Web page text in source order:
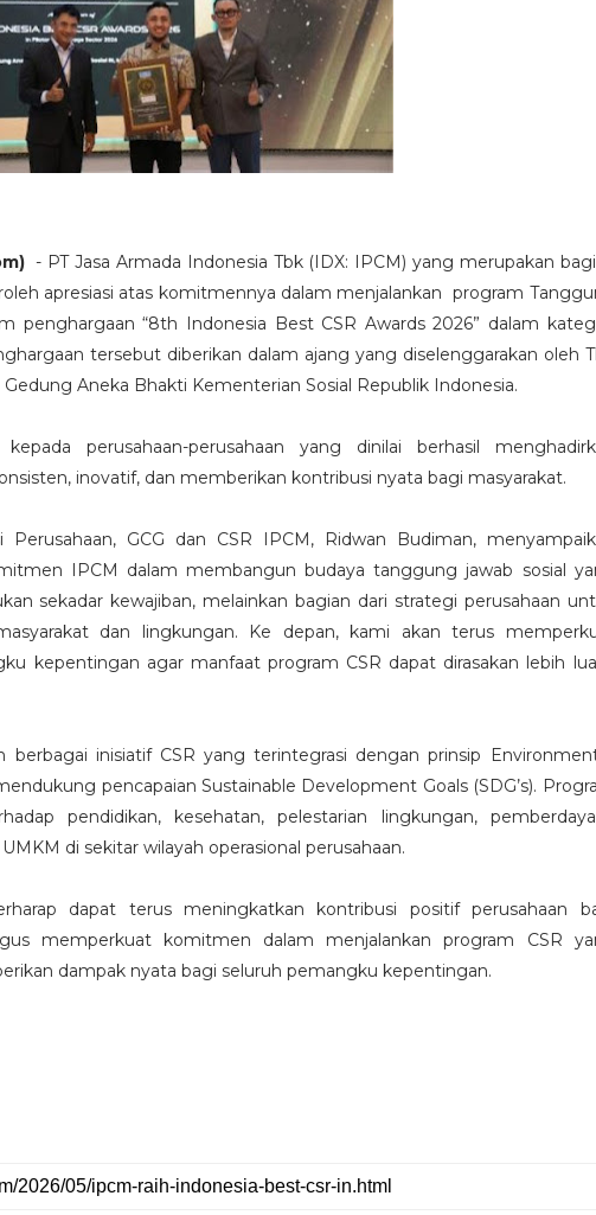
- PT Jasa Armada Indonesia Tbk (IDX: IPCM) yang merupakan
apresiasi atas komitmennya dalam menjalankan program
penghargaan “8th Indonesia Best CSR Awards 2026” dalam
tersebut diberikan dalam ajang yang diselenggarakan oleh
Aneka Bhakti Kementerian Sosial Republik Indonesia.
perusahaan-perusahaan yang dinilai berhasil
inovatif, dan memberikan kontribusi nyata bagi masyarakat.
GCG dan CSR IPCM, Ridwan Budiman,
IPCM dalam membangun budaya tanggung jawab sosial
sekadar kewajiban, melainkan bagian dari strategi perusahaan
dan lingkungan. Ke depan, kami akan terus
kepentingan agar manfaat program CSR dapat dirasakan lebih
berbagai inisiatif CSR yang terintegrasi dengan prinsip
pencapaian Sustainable Development Goals (SDG’s).
pendidikan, kesehatan, pelestarian lingkungan,
di sekitar wilayah operasional perusahaan.
dapat terus meningkatkan kontribusi positif perusahaan
memperkuat komitmen dalam menjalankan program CSR
dampak nyata bagi seluruh pemangku kepentingan.